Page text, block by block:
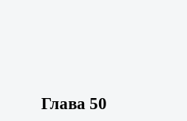
Глава 50